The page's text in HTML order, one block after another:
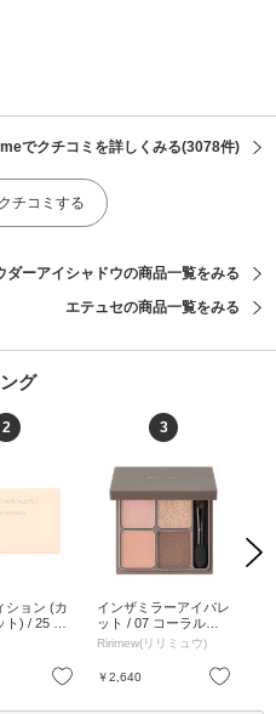
でクチコミを詳しくみる(3078件)
チコミする
ダーアイシャドウの商品一覧をみる
エテュセの商品一覧をみる
グ
2
ション (カ
) / 25 シ
ジュ / 3.
ベージュ /
お気に入り
3
インザミラーアイパレ
ット / 07 コーラルバ
ニラ / 72g / 本体 / 07
コーラルバニラ / 72g
Ririmew(リリミュウ)
￥2,640
Next